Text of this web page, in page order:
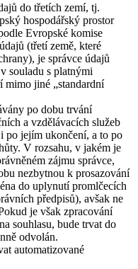
do třetích zemí, tj.
hospodářský prostor
Evropské komise
(třetí země, které
je správce údajů
souladu s platnými
mimo jiné „standardní
po dobu trvání
a vzdělávacích služeb
po jejím ukončení, a to po
V rozsahu, v jakém je
zájmu správce,
nezbytnou k prosazování
do uplynutí promlčecích
předpisů), avšak ne
je však zpracování
souhlasu, bude trvat do
odvolán.
automatizované